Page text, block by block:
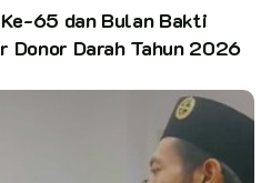
65 dan Bulan Bakti
Donor Darah Tahun 2026